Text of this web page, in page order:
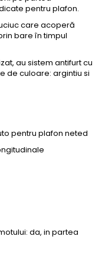
pentru plafon.
care acoperă
bare în timpul
au sistem antifurt cu
de culoare: argintiu si
pentru plafon neted
da, in partea